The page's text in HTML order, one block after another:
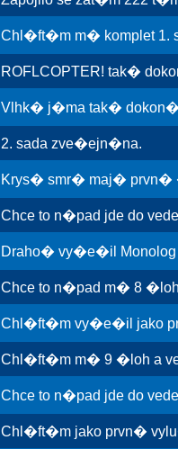
Chl�ft�m m� komplet 1.
ROFLCOPTER! tak�
Vlhk� j�ma tak�
2. sada zve�ejn�na.
Krys� smr� maj� prvn�
Chce to n�pad jde do
Draho� vy�e�il
Chce to n�pad m� 8
Chl�ft�m vy�e�il jako
Chl�ft�m m� 9 �loh a
Chce to n�pad jde do
Chl�ft�m jako prvn�